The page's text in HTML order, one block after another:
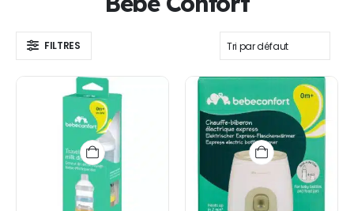
FILTRES